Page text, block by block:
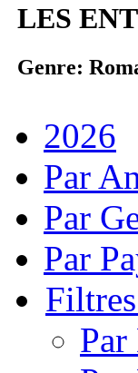
LES
Genre:
2026
Par
Par
Par
Par